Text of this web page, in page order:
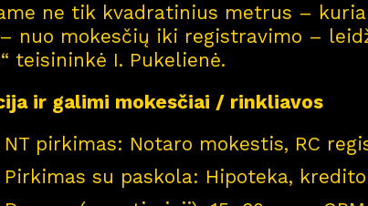
ne tik kvadratinius metrus –
nuo mokesčių iki registravimo –
teisininkė I. Pukelienė.
ir galimi mokesčiai / rinkliavos
NT pirkimas: Notaro mokestis, RC
Pirkimas su paskola: Hipoteka,